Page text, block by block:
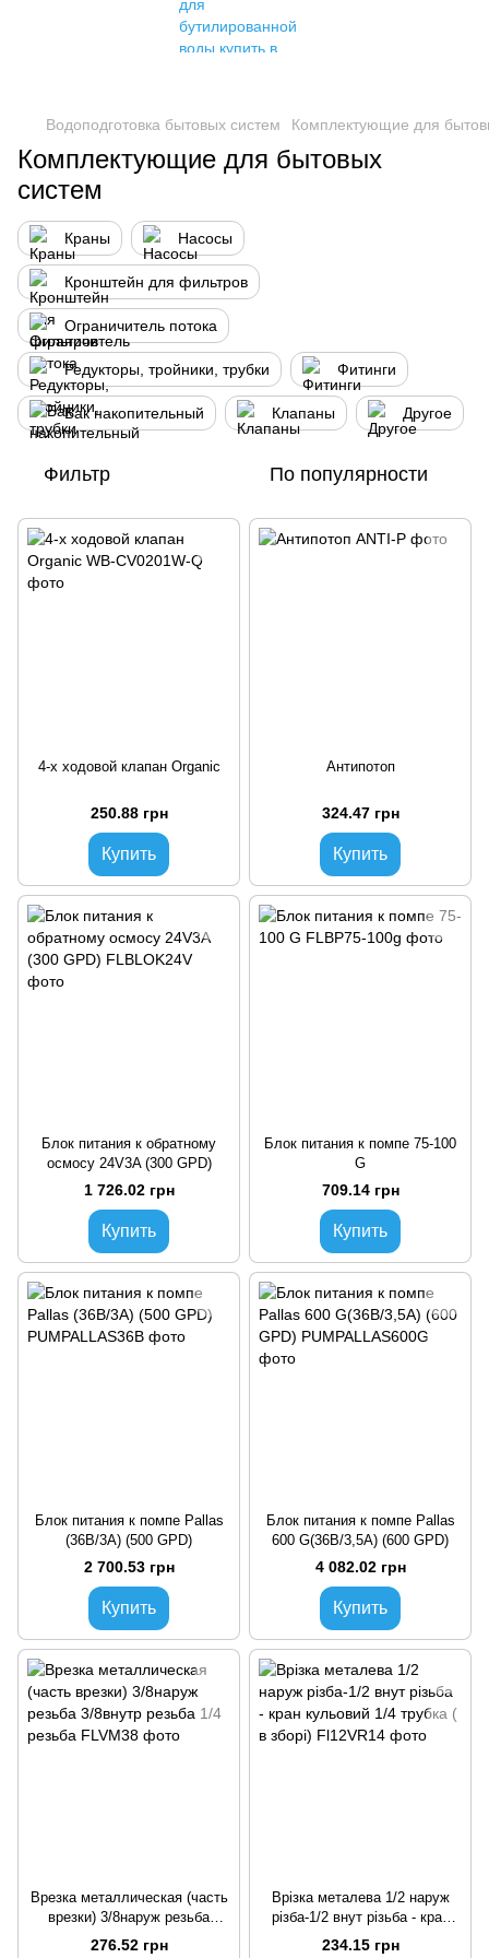
Водоподготовка бытовых систем Комплектующие для
Комплектующие для бытовых
систем
Краны Насосы
Кронштейн для фильтров
Ограничитель потока
Редукторы, тройники, трубки Фитинги
Бак накопительный Клапаны Другое
Фильтр По популярности
4-х ходовой клапан Organic
250.88 грн
Купить
Антипотоп
324.47 грн
Купить
Блок питания к обратному
осмосу 24V3A (300 GPD)
1 726.02 грн
Купить
Блок питания к помпе 75-100
G
709.14 грн
Купить
Блок питания к помпе Pallas
(36В/3А) (500 GPD)
2 700.53 грн
Купить
Блок питания к помпе Pallas
600 G(36В/3,5А) (600 GPD)
4 082.02 грн
Купить
Врезка металлическая (часть
врезки) 3/8наруж резьба
3/8внутр резьба 1/4 резьба
276.52 грн
Врізка металева 1/2 наруж
різба-1/2 внут різьба - кран
кульовий 1/4 трубка ( в зборі)
234.15 грн